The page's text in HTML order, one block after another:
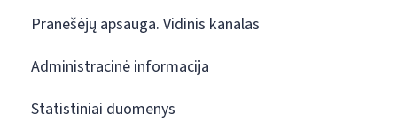
Pranešėjų apsauga. Vidinis kanalas
Administracinė informacija
Statistiniai duomenys